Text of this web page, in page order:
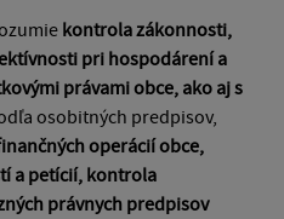
kontrola zákonnosti,
pri hospodárení a
právami obce, ako aj s
osobitných predpisov,
operácií obce,
a petícií, kontrola
právnych predpisov